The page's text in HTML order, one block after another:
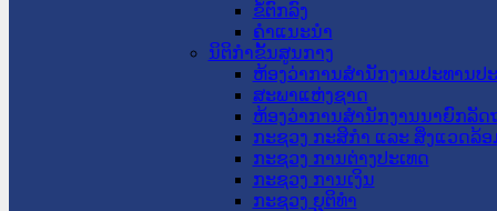
ຂໍ້ຕົກລົງ
ຄໍາແນະນໍາ
ນິຕິກຳຂັ້ນສູນກາງ
ຫ້ອງວ່າການສໍານັກງານປະທານປ
ສະພາແຫ່ງຊາດ
ຫ້ອງວ່າການສຳນັກງານນາຍົກລັດ
ກະຊວງ ກະສິກຳ ແລະ ສິ່ງແວດລ້ອ
ກະຊວງ ການຕ່າງປະເທດ
ກະຊວງ ການເງິນ
ກະຊວງ ຍຸຕິທໍາ